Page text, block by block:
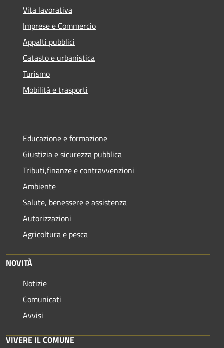
Vita lavorativa
Imprese e Commercio
Appalti pubblici
Catasto e urbanistica
Turismo
Mobilità e trasporti
Educazione e formazione
Giustizia e sicurezza pubblica
Tributi,finanze e contravvenzioni
Ambiente
Salute, benessere e assistenza
Autorizzazioni
Agricoltura e pesca
NOVITÀ
Notizie
Comunicati
Avvisi
VIVERE IL COMUNE